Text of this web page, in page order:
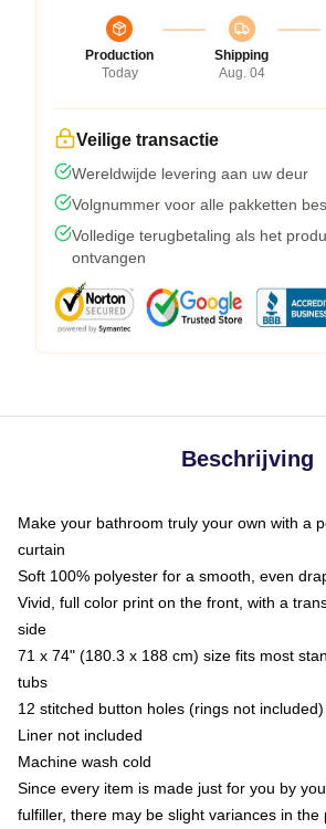
Production
Today
Shipping
Aug. 04
Veilige transactie
Wereldwijde levering aan uw deur
Volgnummer voor alle pakketten
Volledige terugbetaling als het
ontvangen
Beschrijving
Make your bathroom truly your own with a
curtain
Soft 100% polyester for a smooth, even
Vivid, full color print on the front, with a
side
71 x 74" (180.3 x 188 cm) size fits most
tubs
12 stitched button holes (rings not included)
Liner not included
Machine wash cold
Since every item is made just for you by
fulfiller, there may be slight variances in the